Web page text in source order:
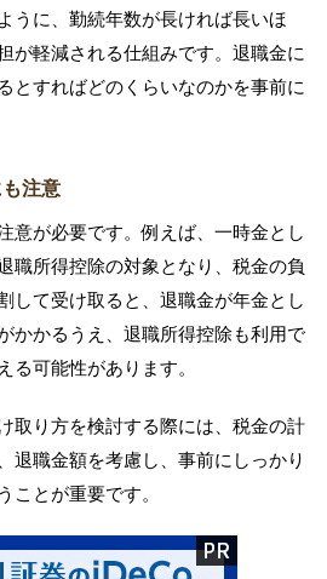
うに、勤続年数が長ければ長いほ
が軽減される仕組みです。退職金に
とすればどのくらいなのかを事前に
注意
意が必要です。例えば、一時金とし
職所得控除の対象となり、税金の負
して受け取ると、退職金が年金とし
かかるうえ、退職所得控除も利用で
る可能性があります。
取り方を検討する際には、税金の計
退職金額を考慮し、事前にしっかり
ことが重要です。